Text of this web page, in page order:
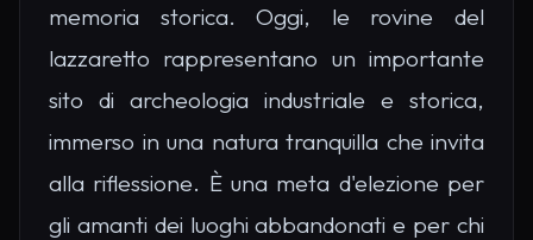
memoria storica. Oggi, le rovine del
lazzaretto rappresentano un importante
sito di archeologia industriale e storica,
immerso in una natura tranquilla che invita
alla riflessione. È una meta d'elezione per
gli amanti dei luoghi abbandonati e per chi